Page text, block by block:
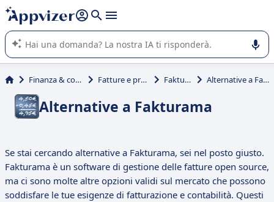
righe con
shift + enter
L'IA di Appvizer vi guida nell'utilizzo o nella scelta di un
software SaaS per la vostra azienda.
Finanza & contabilità Fatture e preventivi Fakturama Alternative a Fakturama
Alternative a Fakturama
Se stai cercando alternative a Fakturama, sei nel posto giusto.
Fakturama è un software di gestione delle fatture open source,
ma ci sono molte altre opzioni validi sul mercato che possono
soddisfare le tue esigenze di fatturazione e contabilità. Questi